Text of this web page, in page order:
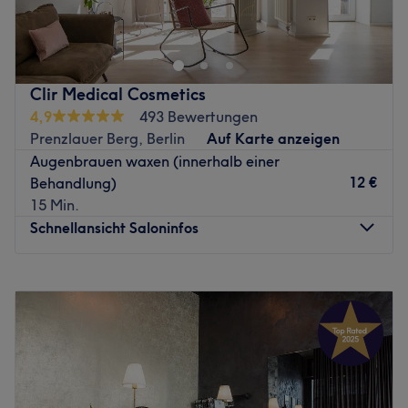
natürliche Inhaltsstoffe, tierversuchsfreie Naturkosmetik.
Extras: Kostenlose Getränke, kinderfreundlich, Haustiere
erlaubt, barrierefrei.
Zurück zur Salonansicht
Nur eine Gehminute entfernt des Salons liegt die
Tramhaltestelle Hufelandstr. (Berlin).
Das Team:
Was uns an dem Salon gefällt:
Atmosphäre:
Extras: Barrierefrei, kostenpflichtige Parkplätze,
kostenfreie Getränke und WLAN.
Zurück zur Salonansicht
Clir Medical Cosmetics
4,9
493 Bewertungen
Prenzlauer Berg, Berlin
Auf Karte anzeigen
Augenbrauen waxen (innerhalb einer
Behandlung)
15 Min.
12 €
Schnellansicht Saloninfos
22:00
10:00
22:00
10:00–22:00
10:00
22:00
10:00
22:00